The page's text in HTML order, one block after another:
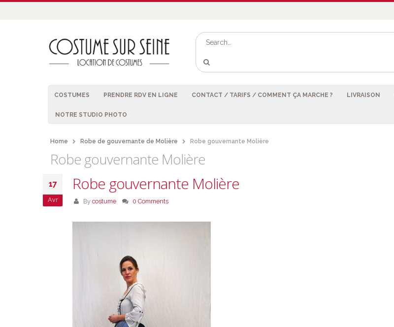
COSTUMES PRENDRE RDV EN LIGNE CONTACT / TARIFS / COMMENT ÇA MARCHE ? LIVRAISON
NOTRE STUDIO PHOTO
Home Robe de gouvernante de Molière Robe gouvernante Molière
Robe gouvernante Molière
17
Avr
Robe gouvernante Molière
By costume 0 Comments